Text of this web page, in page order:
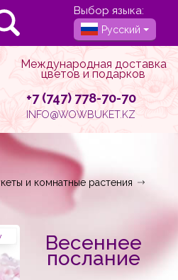
Выбор языка:
Русский
Международная доставка
цветов и подарков
+7 (747) 778-70-70
INFO@WOWBUKET.KZ
и комнатные растения
Весеннее
послание